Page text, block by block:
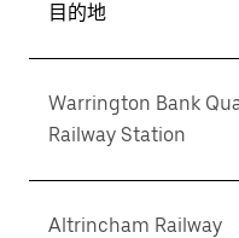
目的地
Warrington Bank
Railway Station
Altrincham Railway